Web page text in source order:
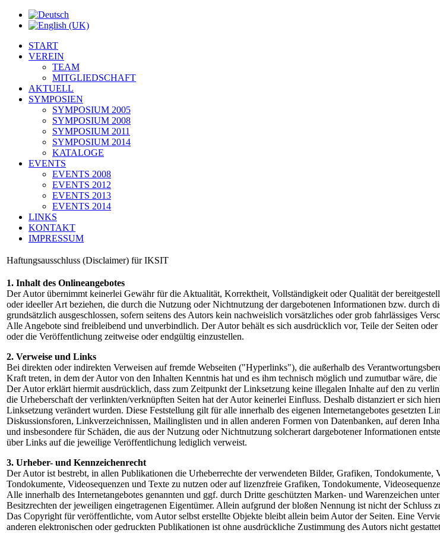
START
VEREIN
TEAM
MITGLIEDSCHAFT
AKTUELL
SYMPOSIEN
SYMPOSIUM 2005
SYMPOSIUM 2008
SYMPOSIUM 2011
SYMPOSIUM 2014
KATALOGE
EVENTS
EVENTS 2008
EVENTS 2012
EVENTS 2013
EVENTS 2014
LINKS
KONTAKT
IMPRESSUM
Haftungsausschluss (Disclaimer) für IKSIT
1. Inhalt des Onlineangebotes
Der Autor übernimmt keinerlei Gewähr für die Aktualität, Korrektheit, Vollständigkeit oder Qualität der
oder ideeller Art beziehen, die durch die Nutzung oder Nichtnutzung der dargebotenen Informationen bzw. durch
grundsätzlich ausgeschlossen, sofern seitens des Autors kein nachweislich vorsätzliches oder grob fahrlässiges
Alle Angebote sind freibleibend und unverbindlich. Der Autor behält es sich ausdrücklich vor, Teile der Seiten
oder die Veröffentlichung zeitweise oder endgültig einzustellen.
2. Verweise und Links
Bei direkten oder indirekten Verweisen auf fremde Webseiten ("Hyperlinks"), die außerhalb des
Kraft treten, in dem der Autor von den Inhalten Kenntnis hat und es ihm technisch möglich und zumutbar wäre,
Der Autor erklärt hiermit ausdrücklich, dass zum Zeitpunkt der Linksetzung keine illegalen Inhalte auf den zu
die Urheberschaft der verlinkten/verknüpften Seiten hat der Autor keinerlei Einfluss. Deshalb distanziert er sich
Linksetzung verändert wurden. Diese Feststellung gilt für alle innerhalb des eigenen Internetangebotes gesetzten
Diskussionsforen, Linkverzeichnissen, Mailinglisten und in allen anderen Formen von Datenbanken, auf deren
und insbesondere für Schäden, die aus der Nutzung oder Nichtnutzung solcherart dargebotener Informationen
über Links auf die jeweilige Veröffentlichung lediglich verweist.
3. Urheber- und Kennzeichenrecht
Der Autor ist bestrebt, in allen Publikationen die Urheberrechte der verwendeten Bilder, Grafiken,
Tondokumente, Videosequenzen und Texte zu nutzen oder auf lizenzfreie Grafiken, Tondokumente,
Alle innerhalb des Internetangebotes genannten und ggf. durch Dritte geschützten Marken- und Warenzeichen
Besitzrechten der jeweiligen eingetragenen Eigentümer. Allein aufgrund der bloßen Nennung ist nicht der Schluss
Das Copyright für veröffentlichte, vom Autor selbst erstellte Objekte bleibt allein beim Autor der Seiten. Eine
anderen elektronischen oder gedruckten Publikationen ist ohne ausdrückliche Zustimmung des Autors nicht